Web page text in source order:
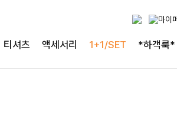
티셔츠 액세서리 1+1/SET *하객룩*
특별한 날을 빛내는
하객룩의 정석